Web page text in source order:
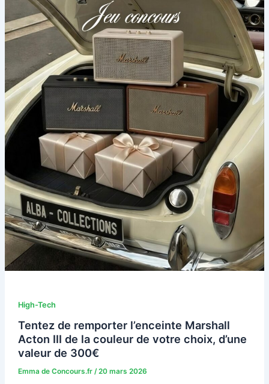
High-Tech
Tentez de remporter l’enceinte Marshall
Acton III de la couleur de votre choix, d’une
valeur de 300€
Emma de Concours.fr /20 mars 2026